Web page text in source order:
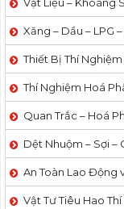
Xăng – Dầu – LPG
Thiết Bị Thí
Thí Nghiệm Hoá
Quan Trắc – Hoá
Dệt Nhuộm – Sợi –
An Toàn Lao Động
Vật Tư Tiêu Hao